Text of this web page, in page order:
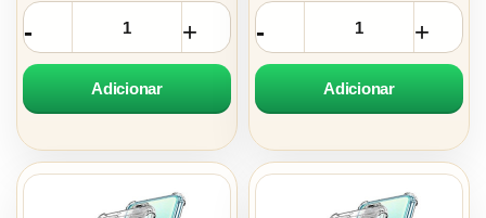
Adicionar Adicionar